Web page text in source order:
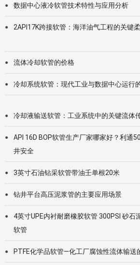
● 数据中心液冷软管技术特性与应用分析
●
2API17K跨接软管：海洋油气工程的关键
● 流体冷却软管的价格
● 冷却系统软管：现代工业与数据中心运行
● 冷却液输送软管：工业系统中的关键流体
●
API 16D BOP软管生产厂家哪家好？利通
井安全
● 3英寸石油钻采软管带油壬单根20米
● 钻井平台高压泥浆管的主要应用场景
●
4英寸UPE内衬耐磨橡胶软管 300PSI 砂石
软管
● PTFE化学品软管—化工厂腐蚀性流体输送